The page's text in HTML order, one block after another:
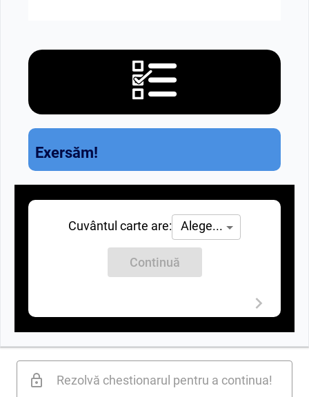
Exersăm!
Cuvântul carte are: Alege...
Continuă
Rezolvă chestionarul pentru a continua!